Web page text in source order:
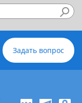
Задать вопрос